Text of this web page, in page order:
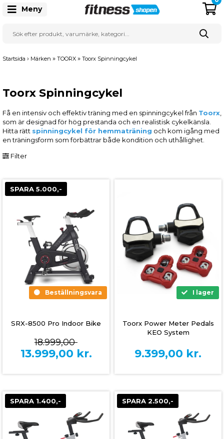
Meny
Startsida › Märken » TOORX » Toorx Spinningcykel
Toorx Spinningcykel
Få en intensiv och effektiv träning med en spinningcykel från Toorx
som är designad för hög prestanda och en realistisk cykelkänsla.
Hitta rätt spinningcykel för hemmaträning och kom igång med
en träningsform som förbättrar både kondition och uthållighet.
Filter
SPARA 5.000,-
Beställningsvara
SRX-8500 Pro Indoor Bike
18.999,00
13.999,00 kr.
I lager
Toorx Power Meter Pedals
KEO System
9.399,00 kr.
SPARA 1.400,- SPARA 2.500,-